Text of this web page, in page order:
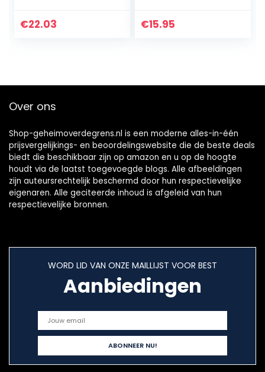
€22.03 €15.95
Over ons
Shop-geheimoverdegrens.nl is een moderne alles-in-één
prijsvergelijkings- en beoordelingswebsite die de beste deals
biedt die beschikbaar zijn op amazon en u op de hoogte
houdt via de laatst toegevoegde blogs. Alle afbeeldingen
zijn auteursrechtelijk beschermd door hun respectievelijke
eigenaren. Alle geciteerde inhoud is afgeleid van hun
respectievelijke bronnen.
WORD LID VAN ONZE MAILLIJST VOOR BEST
Aanbiedingen